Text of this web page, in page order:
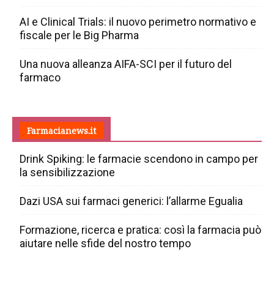
AI e Clinical Trials: il nuovo perimetro normativo e
fiscale per le Big Pharma
Una nuova alleanza AIFA-SCI per il futuro del
farmaco
Farmacianews.it
Drink Spiking: le farmacie scendono in campo per
la sensibilizzazione
Dazi USA sui farmaci generici: l’allarme Egualia
Formazione, ricerca e pratica: così la farmacia può
aiutare nelle sfide del nostro tempo